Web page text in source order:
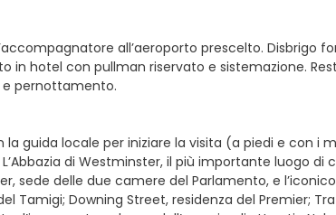
all’aeroporto prescelto. Disbrigo
in hotel con pullman riservato e sistemazione.
e pernottamento.
la guida locale per iniziare la visita (a piedi e con i
di Westminster, il più importante luogo
sede delle due camere del Parlamento, e
Tamigi; Downing Street, residenza del Premier;